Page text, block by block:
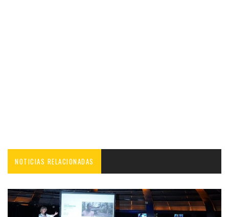
NOTICIAS RELACIONADAS